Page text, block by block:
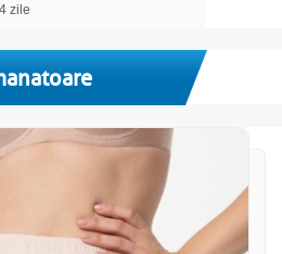
zile